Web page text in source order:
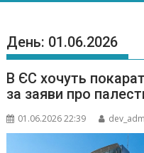
День: 01.06.2026
В ЄС хочуть
за заяви про
01.06.2026 22:39